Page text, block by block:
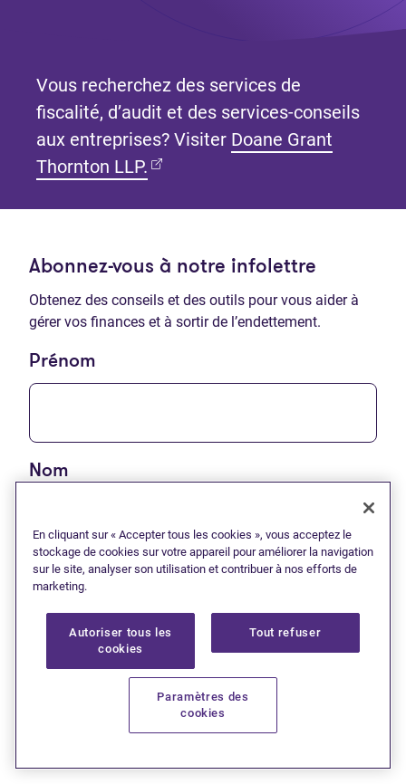
Vous recherchez des services de
fiscalité, d’audit et des services-conseils
aux entreprises? Visiter Doane Grant
Thornton LLP. (Ouvre dans un nouvel onglet)
Abonnez-vous à notre infolettre
Obtenez des conseils et des outils pour vous aider à
gérer vos finances et à sortir de l’endettement.
Prénom
Nom
Courriel
M'abonner*
En cliquant sur « Accepter tous les cookies », vous acceptez le
stockage de cookies sur votre appareil pour améliorer la navigation
sur le site, analyser son utilisation et contribuer à nos efforts de
marketing.
Autoriser tous les
cookies
Tout refuser
Paramètres des
cookies